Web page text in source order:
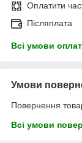
Оплатити
Післяплата
Всі умови
Умови
Повернення
Всі умови